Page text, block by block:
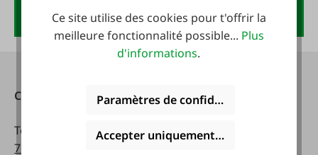
Contact
Téléphone :
0043 7672
716-0
Heures d'ouverture:
lundi - vendredi:
Ce site utilise des cookies pour t'offrir la
meilleure fonctionnalité possible... Plus
d'informations.
Paramètres de confidentialité
Accepter uniquement les cookies